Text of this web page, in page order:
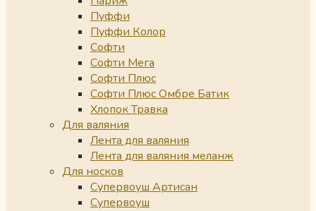
Пуффи
Пуффи Колор
Софти
Софти Мега
Софти Плюс
Софти Плюс Омбре Батик
Хлопок Травка
Для валяния
Лента для валяния
Лента для валяния меланж
Для носков
Супервоуш Артисан
Супервоуш